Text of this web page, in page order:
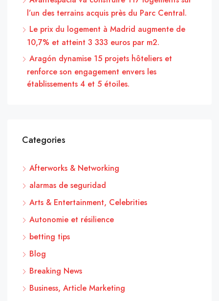
l’un des terrains acquis près du Parc Central.
Le prix du logement à Madrid augmente de
10,7% et atteint 3 333 euros par m2.
Aragón dynamise 15 projets hôteliers et
renforce son engagement envers les
établissements 4 et 5 étoiles.
Categories
Afterworks & Networking
alarmas de seguridad
Arts & Entertainment, Celebrities
Autonomie et résilience
betting tips
Blog
Breaking News
Business, Article Marketing